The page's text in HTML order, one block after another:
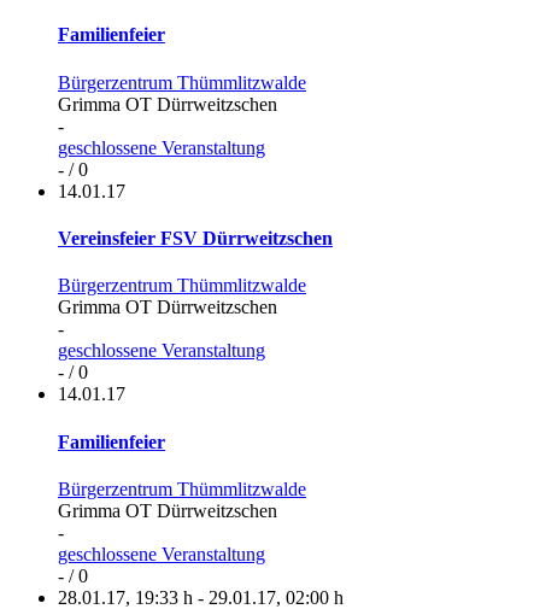
Familienfeier
Bürgerzentrum Thümmlitzwalde
Grimma OT Dürrweitzschen
-
geschlossene Veranstaltung
- / 0
14.01.17
Vereinsfeier FSV Dürrweitzschen
Bürgerzentrum Thümmlitzwalde
Grimma OT Dürrweitzschen
-
geschlossene Veranstaltung
- / 0
14.01.17
Familienfeier
Bürgerzentrum Thümmlitzwalde
Grimma OT Dürrweitzschen
-
geschlossene Veranstaltung
- / 0
28.01.17, 19:33 h - 29.01.17, 02:00 h